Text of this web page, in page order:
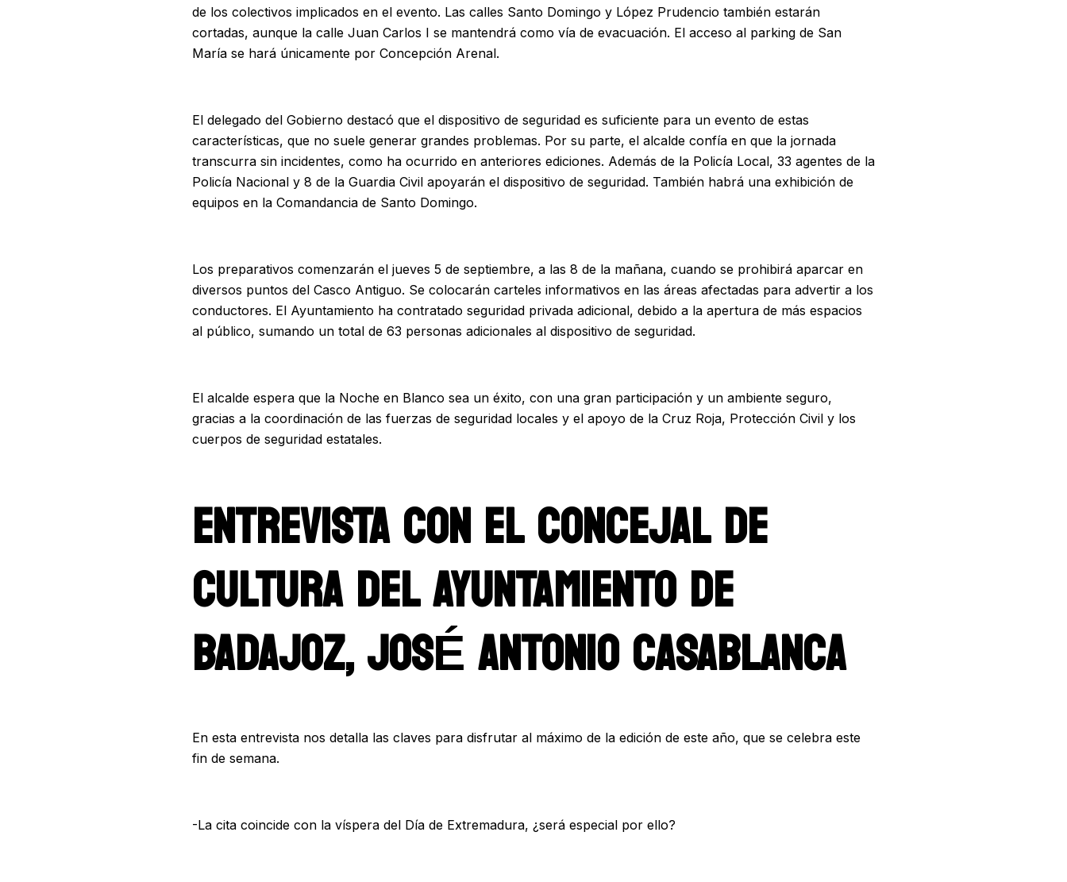
de los colectivos implicados en el evento. Las calles Santo Domingo y López Prudencio también estarán
cortadas, aunque la calle Juan Carlos I se mantendrá como vía de evacuación. El acceso al parking de San
María se hará únicamente por Concepción Arenal.
El delegado del Gobierno destacó que el dispositivo de seguridad es suficiente para un evento de estas
características, que no suele generar grandes problemas. Por su parte, el alcalde confía en que la jornada
transcurra sin incidentes, como ha ocurrido en anteriores ediciones. Además de la Policía Local, 33 agentes de la
Policía Nacional y 8 de la Guardia Civil apoyarán el dispositivo de seguridad. También habrá una exhibición de
equipos en la Comandancia de Santo Domingo.
Los preparativos comenzarán el jueves 5 de septiembre, a las 8 de la mañana, cuando se prohibirá aparcar en
diversos puntos del Casco Antiguo. Se colocarán carteles informativos en las áreas afectadas para advertir a los
conductores. El Ayuntamiento ha contratado seguridad privada adicional, debido a la apertura de más espacios
al público, sumando un total de 63 personas adicionales al dispositivo de seguridad.
El alcalde espera que la Noche en Blanco sea un éxito, con una gran participación y un ambiente seguro,
gracias a la coordinación de las fuerzas de seguridad locales y el apoyo de la Cruz Roja, Protección Civil y los
cuerpos de seguridad estatales.
ENTREVISTA CON EL CONCEJAL DE
CULTURA DEL AYUNTAMIENTO DE
BADAJOZ, JOSÉ ANTONIO CASABLANCA
En esta entrevista nos detalla las claves para disfrutar al máximo de la edición de este año, que se celebra este
fin de semana.
-La cita coincide con la víspera del Día de Extremadura, ¿será especial por ello?